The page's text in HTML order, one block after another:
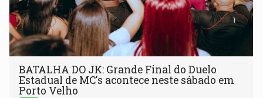
BATALHA DO JK: Grande Final do Duelo
Estadual de MC's acontece neste sábado em
Porto Velho